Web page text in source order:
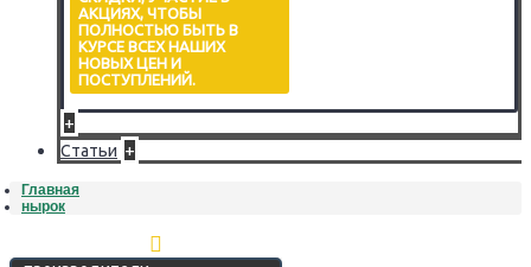
АКЦИЯХ, ЧТОБЫ
ПОЛНОСТЬЮ БЫТЬ В
КУРСЕ ВСЕХ НАШИХ
НОВЫХ ЦЕН И
ПОСТУПЛЕНИЙ.
+
Статьи +
Главная
нырок